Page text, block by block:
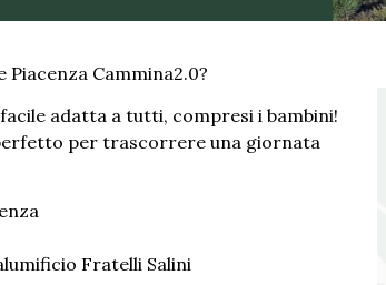
Piacenza Cammina2.0?
adatta a tutti, compresi i bambini!
per trascorrere una giornata
Fratelli Salini